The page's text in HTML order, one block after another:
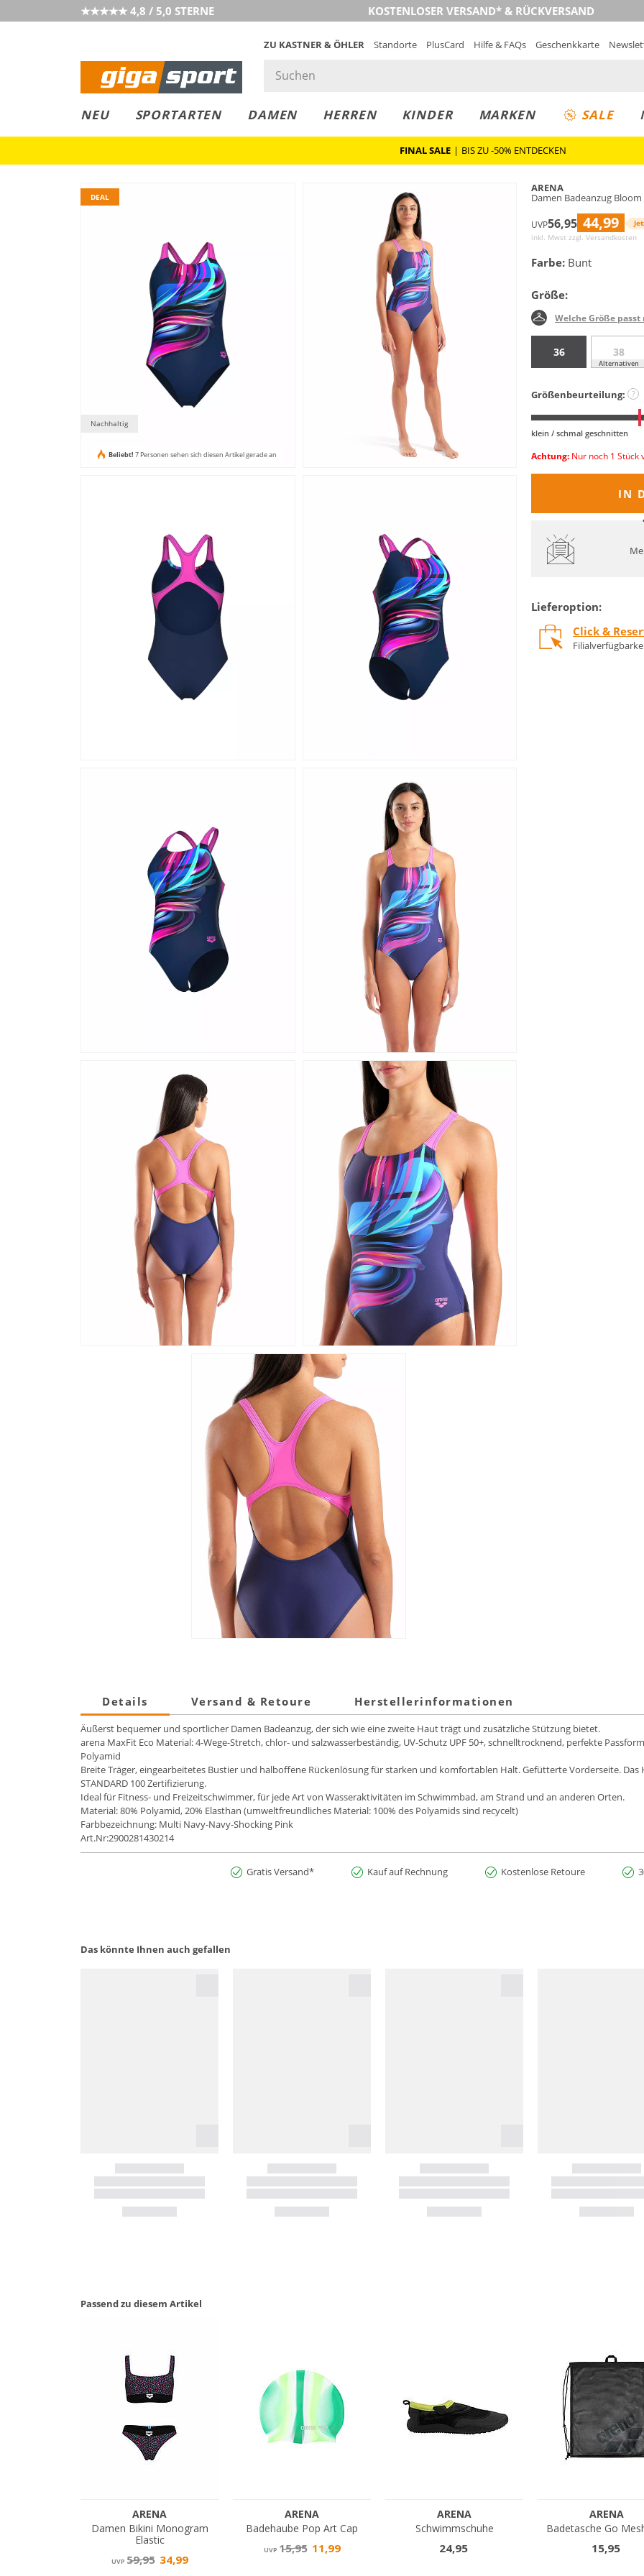
★★★★★ 4,8 / 5,0 STERNE KOSTENLOSER VERSAND* & RÜCKVERSAND
ZU KASTNER & ÖHLER Standorte PlusCard Hilfe & FAQs Geschenkkarte
NEU SPORTARTEN DAMEN HERREN KINDER MARKEN SALE
LEASING
COLLECT
RESERVE
FINAL SALE | BIS ZU -50% ENTDECKEN
DEAL
Nachhaltig
Beliebt! 7 Personen sehen sich diesen Artikel gerade an
ARENA
Damen Badeanzug Bloom
UVP56,95 44,99
inkl. Mwst zzgl. Versandkosten
Farbe: Bunt
Größe:
Welche Größe passt
36 38
Alternativen
Größenbeurteilung: ?
klein / schmal geschnitten
Achtung: Nur noch 1 Stück
IN
Lieferoption:
Click &
Details Versand & Retoure Herstellerinformationen
Äußerst bequemer und sportlicher Damen Badeanzug, der sich wie eine zweite Haut trägt und zusätzliche Stützung bietet.
arena MaxFit Eco Material: 4-Wege-Stretch, chlor- und salzwasserbeständig, UV-Schutz UPF 50+, schnelltrocknend, perfekte
Polyamid
Breite Träger, eingearbeitetes Bustier und halboffene Rückenlösung für starken und komfortablen Halt. Gefütterte Vorderseite.
STANDARD 100 Zertifizierung.
Ideal für Fitness- und Freizeitschwimmer, für jede Art von Wasseraktivitäten im Schwimmbad, am Strand und an anderen Orten.
Material: 80% Polyamid, 20% Elasthan (umweltfreundliches Material: 100% des Polyamids sind recycelt)
Farbbezeichnung: Multi Navy-Navy-Shocking Pink
Art.Nr:2900281430214
Gratis Versand* Kauf auf Rechnung Kostenlose Retoure
Das könnte Ihnen auch gefallen
Passend zu diesem Artikel